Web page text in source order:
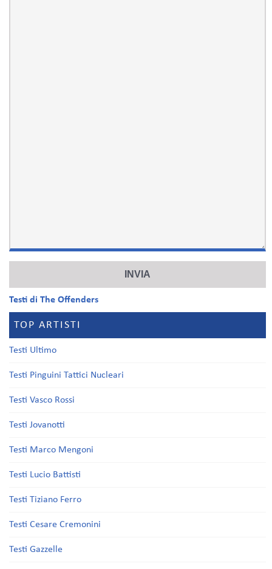
Testi di The Offenders
TOP ARTISTI
Testi Ultimo
Testi Pinguini Tattici Nucleari
Testi Vasco Rossi
Testi Jovanotti
Testi Marco Mengoni
Testi Lucio Battisti
Testi Tiziano Ferro
Testi Cesare Cremonini
Testi Gazzelle